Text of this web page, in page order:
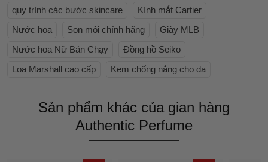
quy trình các bước skincare
Kính mắt Cartier
Nước hoa
Son môi chính hãng
Giày MLB
Nước hoa Nữ Bán Chạy
Đồng hồ Seiko
Loa Marshall cao cấp
Kem chống nắng cho da
Sản phẩm khác của gian hàng
Authentic Perfume